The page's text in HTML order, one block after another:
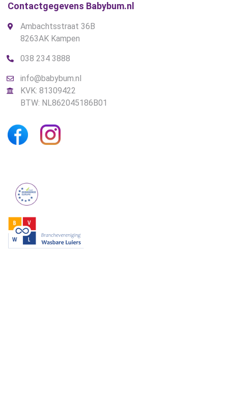
Contactgegevens Babybum.nl
Ambachtsstraat 36B
8263AK Kampen
038 234 3888
info@babybum.nl
KVK: 81309422
BTW: NL862045186B01